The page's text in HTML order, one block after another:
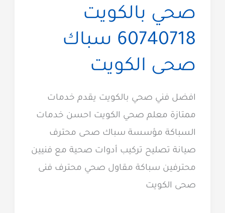
صحي بالكويت
60740718 سباك
صحى الكويت
افضل فني صحي بالكويت يقدم خدمات
ممتازة معلم صحي الكويت احسن خدمات
السباكة مؤسسة سباك صحى محترف
صيانة تصليح تركيب أدوات صحية مع فنيين
محترفين سباكة مقاول صحي محترف فنى
صحى الكويت